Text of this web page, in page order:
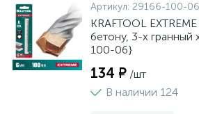
Артикул: 29166-100-06
KRAFTOOL
бетону, 3-х гранный
100-06}
134 ₽ /шт
В наличии 124